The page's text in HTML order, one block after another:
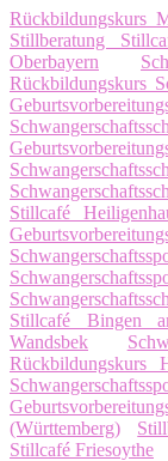
Rückbildungskurs
Stillberatung
Oberbayern
Rückbildungskurs
Stillcafé
Stillcafé Bingen
Wandsbek
Rückbildungskurs
(Württemberg)
Stillcafé Friesoythe